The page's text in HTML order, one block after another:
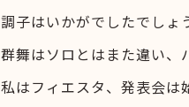
調子はいかがでしたでしょ
群舞はソロとはまた違い、
私はフィエスタ、発表会は